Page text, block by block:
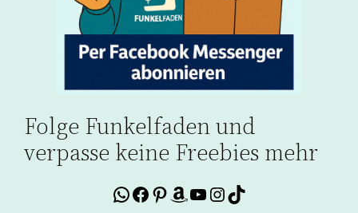
Folge Funkelfaden und
verpasse keine Freebies mehr
WhatsApp
Facebook
Pinterest
Amazon
YouTube
Instagram
TikTok